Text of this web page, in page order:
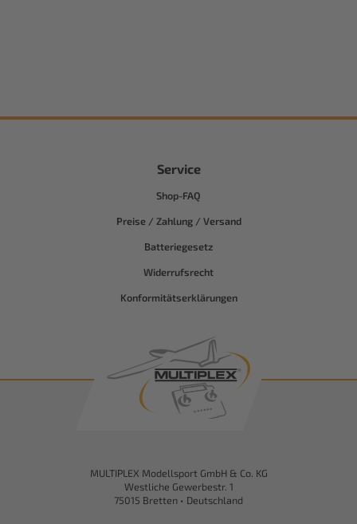
Service
Shop-FAQ
Preise / Zahlung / Versand
Batteriegesetz
Widerrufsrecht
Konformitätserklärungen
MULTIPLEX Modellsport GmbH & Co. KG
Westliche Gewerbestr. 1
75015 Bretten • Deutschland